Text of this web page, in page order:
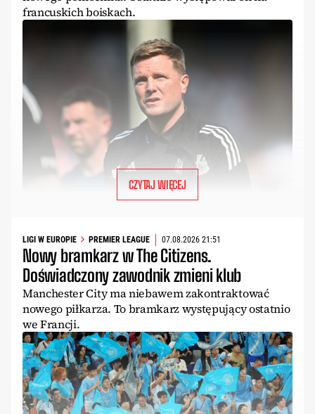
francuskich boiskach.
CZYTAJ WIĘCEJ
LIGI W EUROPIE PREMIER LEAGUE 07.08.2026 21:51
Nowy bramkarz w The Citizens.
Doświadczony zawodnik zmieni klub
Manchester City ma niebawem zakontraktować
nowego piłkarza. To bramkarz występujący ostatnio
we Francji.